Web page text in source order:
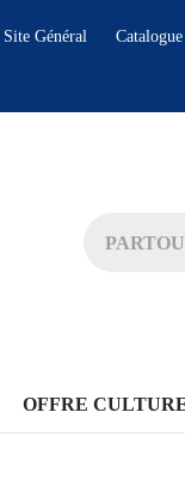
Site Général
OFFRE